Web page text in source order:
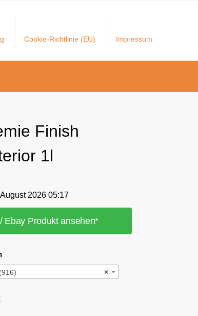
Cookie-Richtlinie (EU) Impressum
Finish
1l
2026 05:17
Ebay Produkt ansehen*
×